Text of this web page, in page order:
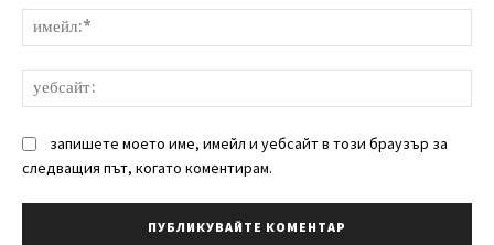
запишете моето име, имейл и уебсайт в този браузър за
следващия път, когато коментирам.